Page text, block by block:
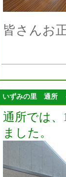
皆さんお
いずみの里 通所
通所では、
ました。